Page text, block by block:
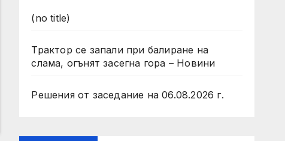
(no title)
Трактор се запали при балиране на
слама, огънят засегна гора – Новини
Решения от заседание на 06.08.2026 г.